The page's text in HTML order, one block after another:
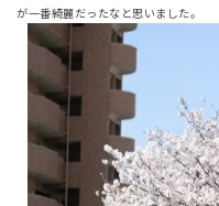
が一番綺麗だったなと思いました。